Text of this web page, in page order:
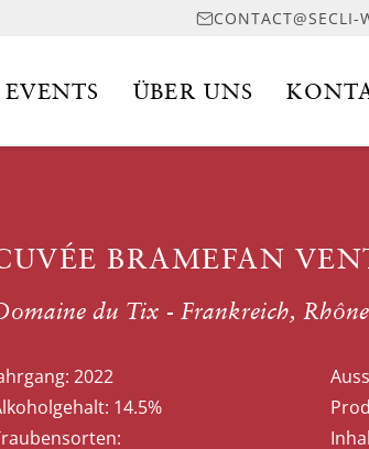
CONTACT@SECLI-
EVENTS ÜBER UNS
BRAMEFAN
du Tix - Frankreich, Rhône
2022
14.5%